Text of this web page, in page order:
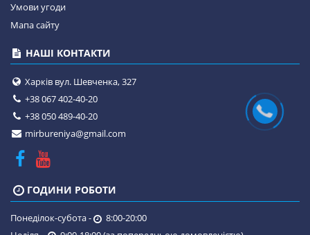
Умови угоди
Мапа сайту
НАШІ КОНТАКТИ
Харків вул. Шевченка, 327
+38 067 402-40-20
+38 050 489-40-20
mirbureniya@gmail.com
ГОДИНИ РОБОТИ
Понеділок-субота -
8:00-20:00